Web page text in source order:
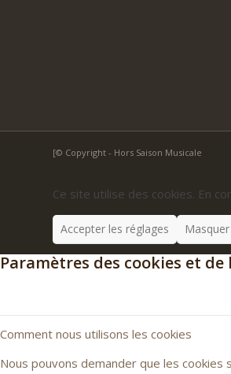
[© Copyright - Hors Saison Musicale
Ce site utilise des cookies. En
Accepter les réglages
Paramètres des cookies et
Comment nous utilisons les cookies
Nous pouvons demander que les